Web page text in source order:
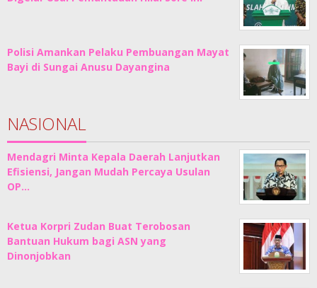
Polisi Amankan Pelaku Pembuangan Mayat
Bayi di Sungai Anusu Dayangina
NASIONAL
Mendagri Minta Kepala Daerah Lanjutkan
Efisiensi, Jangan Mudah Percaya Usulan
OP…
Ketua Korpri Zudan Buat Terobosan
Bantuan Hukum bagi ASN yang
Dinonjobkan